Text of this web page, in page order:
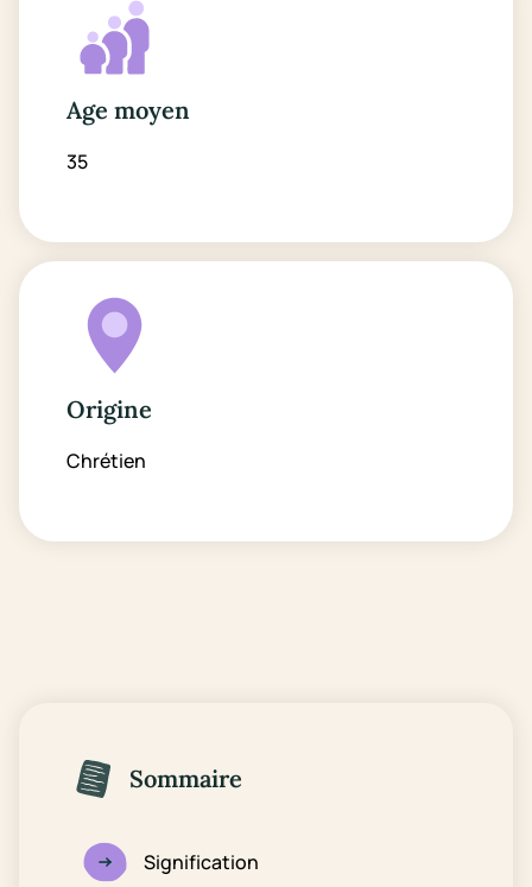
Age moyen
35
Origine
Chrétien
Sommaire
Signification